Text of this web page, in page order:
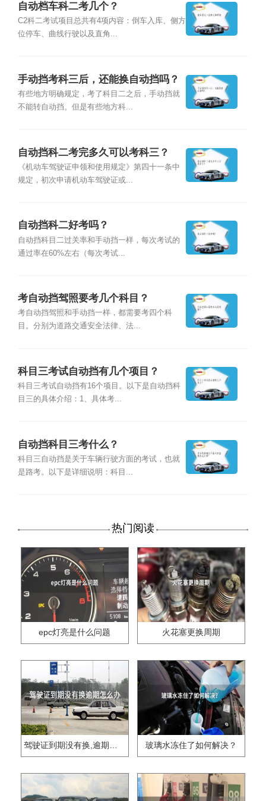
自动档车科二考几个？
C2科二考试项目总共有4项内容：倒车入库、侧方
位停车、曲线行驶以及直角...
手动挡考科三后，还能换自动挡吗？
有些地方明确规定，考了科目二之后，手动挡就
不能转自动挡。但是有些地方科...
自动挡科二考完多久可以考科三？
《机动车驾驶证申领和使用规定》第四十一条中
规定，初次申请机动车驾驶证或...
自动挡科二好考吗？
自动挡科目二过关率和手动挡一样，每次考试的
通过率在60%左右（每次考试...
考自动挡驾照要考几个科目？
考自动挡驾照和手动挡一样，都需要考四个科
目。分别为道路交通安全法律、法...
科目三考试自动挡有几个项目？
科目三考试自动挡有16个项目。以下是自动挡科
目三的具体介绍：1、具体考...
自动挡科目三考什么？
科目三自动挡是关于车辆行驶方面的考试，也就
是路考。以下是详细说明：科目...
热门阅读
epc灯亮是什么问题 火花塞更换周期
驾驶证到期没有换,逾期怎么办?? 玻璃水冻住了如何解决？